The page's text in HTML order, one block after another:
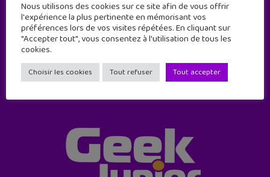
11 numéros par an
Nous utilisons des cookies sur ce site afin de vous offrir
l'expérience la plus pertinente en mémorisant vos
préférences lors de vos visites répétées. En cliquant sur
"Accepter tout", vous consentez à l'utilisation de tous les
cookies.
Choisir les cookies Tout refuser Tout accepter